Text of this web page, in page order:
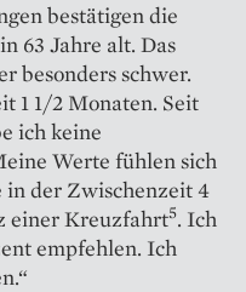
bestätigen die
63 Jahre alt. Das
besonders schwer.
1 1/2 Monaten. Seit
ich keine
Werte fühlen sich
in der Zwischenzeit 4
einer Kreuzfahrt5. Ich
empfehlen. Ich